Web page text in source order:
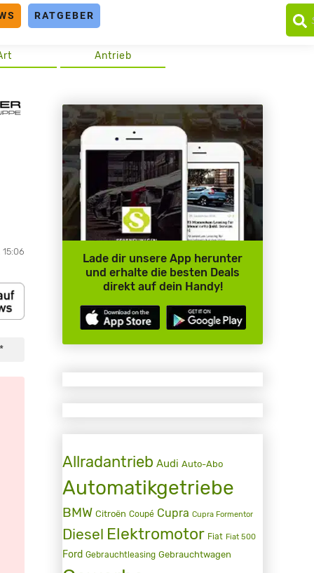
RATGEBER
Antrieb
15:06
Lade dir unsere App herunter
und erhalte die besten Deals
direkt auf dein Handy!
Allradantrieb Audi Auto-Abo
Automatikgetriebe
BMW Citroën Coupé Cupra Cupra Formentor
Diesel Elektromotor Fiat Fiat 500
Ford Gebrauchtleasing Gebrauchtwagen